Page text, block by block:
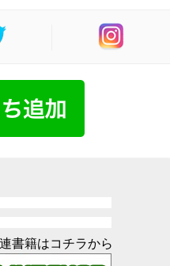
書籍はコチラから